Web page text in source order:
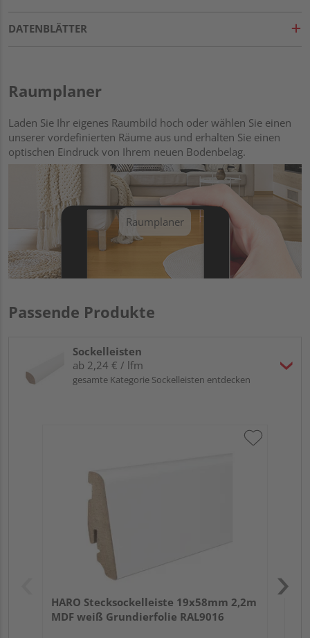
DATENBLÄTTER
Raumplaner
Laden Sie Ihr eigenes Raumbild hoch oder wählen Sie einen
unserer vordefinierten Räume aus und erhalten Sie einen
optischen Eindruck von Ihrem neuen Bodenbelag.
Raumplaner
Passende Produkte
Sockelleisten
ab 2,24 € / lfm
gesamte Kategorie Sockelleisten entdecken
HARO Stecksockelleiste 19x58mm 2,2m
MDF weiß Grundierfolie RAL9016